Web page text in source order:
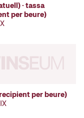
· tassa
per beure)
per beure)